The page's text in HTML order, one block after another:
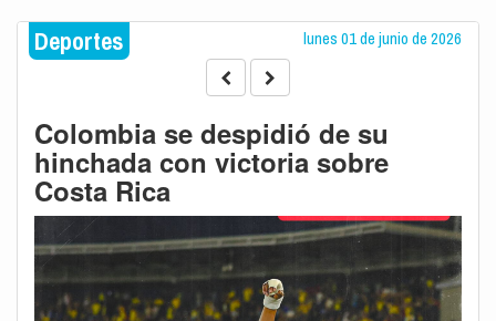
Deportes lunes 01 de junio de 2026
Colombia se despidió de su
hinchada con victoria sobre
Costa Rica